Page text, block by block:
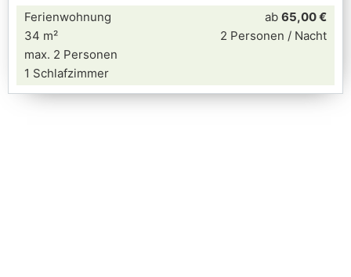
Ferienwohnung
34 m²
max. 2 Personen
1 Schlafzimmer
ab 65,00 €
2 Personen / Nacht